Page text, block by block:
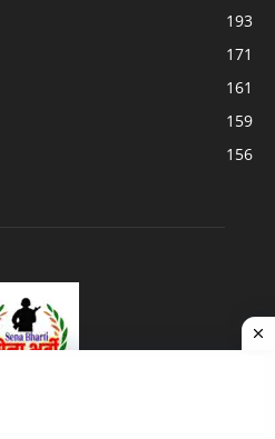
193
171
161
159
156